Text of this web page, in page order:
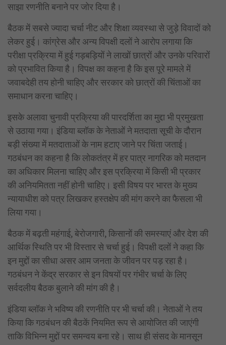
साझा रणनीति बनाने पर जोर दिया है।
बैठक में सबसे ज्यादा चर्चा नीट और शिक्षा व्यवस्था से जुड़े विवादों को
लेकर हुई। कांग्रेस और अन्य विपक्षी दलों ने आरोप लगाया कि
परीक्षा प्रक्रिया में हुई गड़बड़ियों ने लाखों छात्रों और उनके परिवारों
को प्रभावित किया है। विपक्ष का कहना है कि इस पूरे मामले में
जवाबदेही तय होनी चाहिए और सरकार को छात्रों की चिंताओं का
समाधान करना चाहिए।
इसके अलावा चुनावी प्रक्रिया की पारदर्शिता का मुद्दा भी प्रमुखता
से उठाया गया। इंडिया ब्लॉक के नेताओं ने मतदाता सूची के दौरान
बड़ी संख्या में मतदाताओं के नाम हटाए जाने पर चिंता जताई।
गठबंधन का कहना है कि लोकतंत्र में हर पात्र नागरिक को मतदान
का अधिकार मिलना चाहिए और इस प्रक्रिया में किसी भी प्रकार
की अनियमितता नहीं होनी चाहिए। इसी विषय पर भारत के मुख्य
न्यायाधीश को पत्र लिखकर हस्तक्षेप की मांग करने का फैसला भी
लिया गया।
बैठक में बढ़ती महंगाई, बेरोजगारी, किसानों की समस्याएं और देश की
आर्थिक स्थिति पर भी विस्तार से चर्चा हुई। विपक्षी दलों ने कहा कि
इन मुद्दों का सीधा असर आम जनता के जीवन पर पड़ रहा है।
गठबंधन ने केंद्र सरकार से इन विषयों पर गंभीर चर्चा के लिए
सर्वदलीय बैठक बुलाने की मांग की है।
इंडिया ब्लॉक ने भविष्य की रणनीति पर भी चर्चा की। नेताओं ने तय
किया कि गठबंधन की बैठकें नियमित रूप से आयोजित की जाएंगी
ताकि विभिन्न मुद्दों पर समन्वय बना रहे। साथ ही संसद के मानसून